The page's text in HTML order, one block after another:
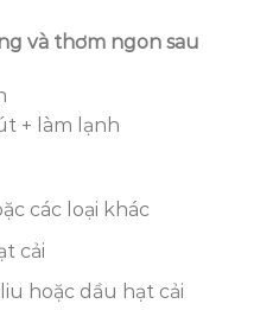
và thơm ngon sau
+ làm lạnh
các loại khác
cải
hoặc dầu hạt cải